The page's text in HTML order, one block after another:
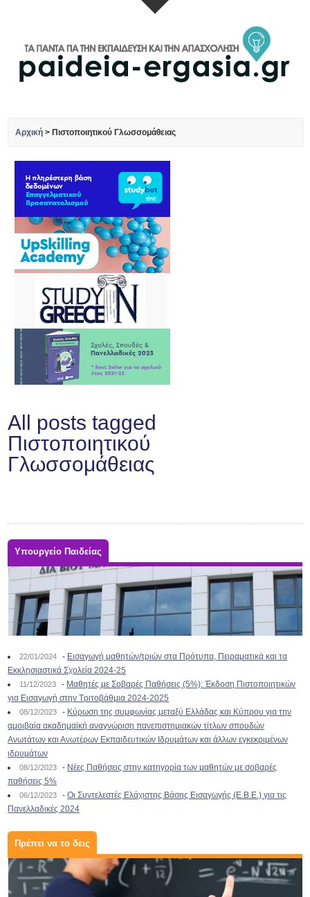
Αρχική > Πιστοποιητικού Γλωσσομάθειας
All posts tagged
Πιστοποιητικού
Γλωσσομάθειας
Υπουργείο Παιδείας
22/01/2024 - Εισαγωγή μαθητών/τριών στα Πρότυπα, Πειραματικά και τα
Εκκλησιαστικά Σχολεία 2024-25
11/12/2023 - Μαθητές με Σοβαρές Παθήσεις (5%): Έκδοση Πιστοποιητικών
για Εισαγωγή στην Τριτοβάθμια 2024-2025
08/12/2023 - Κύρωση της συμφωνίας μεταξύ Ελλάδας και Κύπρου για την
αμοιβαία ακαδημαϊκή αναγνώριση πανεπιστημιακών τίτλων σπουδών
Ανωτάτων και Ανωτέρων Εκπαιδευτικών Ιδρυμάτων και άλλων εγκεκριμένων
ιδρυμάτων
08/12/2023 - Νέες Παθήσεις στην κατηγορία των μαθητών με σοβαρές
παθήσεις 5%
06/12/2023 -Οι Συντελεστές Ελάχιστης Βάσης Εισαγωγής (Ε.Β.Ε.) για τις
Πανελλαδικές 2024
Πρέπει να το δεις